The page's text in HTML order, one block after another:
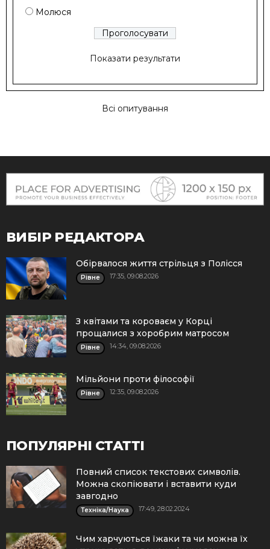
Молюся
Показати результати
Всі опитування
ВИБІР РЕДАКТОРА
Обірвалося життя стрільця з Полісся
Рівне 17:35, 09.08.2026
З квітами та короваєм у Корці
прощалися з хоробрим матросом
Рівне 14:34, 09.08.2026
Мільйони проти філософії
Рівне 12:35, 09.08.2026
ПОПУЛЯРНІ СТАТТІ
Повний список текстових символів.
Можна скопіювати і вставити куди
завгодно
Техніка/Наука 17:49, 28.02.2024
Чим харчуються їжаки та чи можна їх